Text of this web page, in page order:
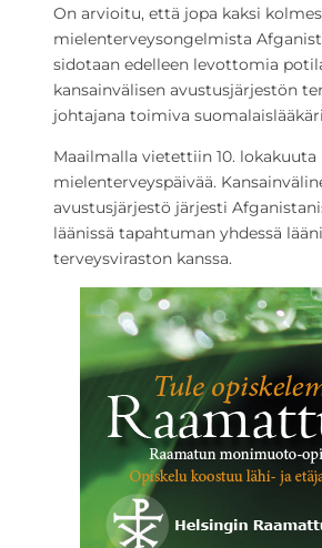
On arvioitu, että jopa kaksi
mielenterveysongelmista
sidotaan edelleen levottomia
kansainvälisen avustusjärjestön
johtajana toimiva
Maailmalla vietettiin 10. lokakuuta
mielenterveyspäivää.
avustusjärjestö järjesti
läänissä tapahtuman yhdessä
terveysviraston kanssa.